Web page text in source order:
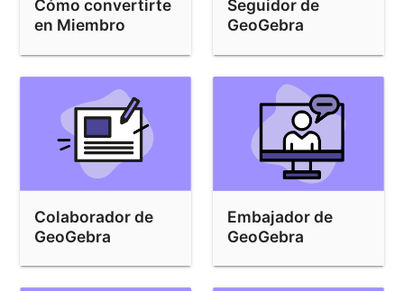
Cómo convertirte
en Miembro
Seguidor de
GeoGebra
Colaborador de
GeoGebra
Embajador de
GeoGebra